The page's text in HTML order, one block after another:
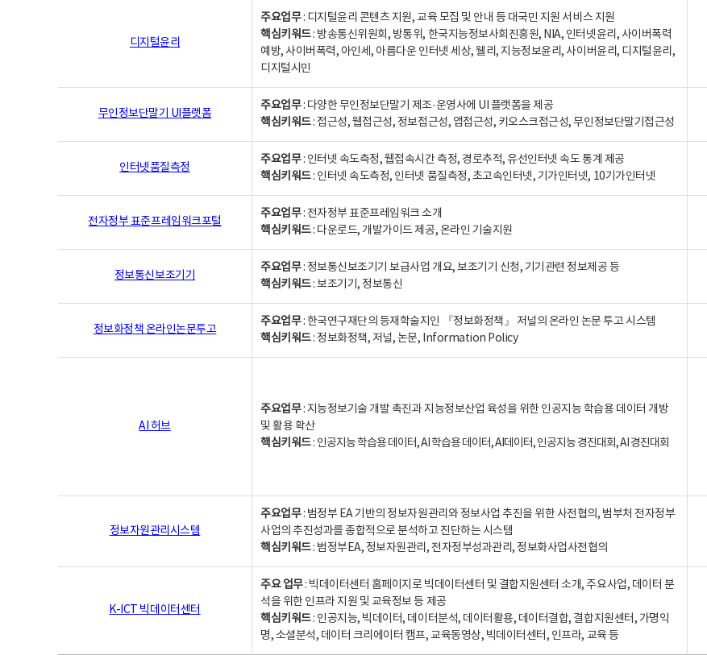
디지털윤리
주요업무: 디지털윤리 콘텐츠 지원, 교육 모집 및 안내 등 대국민 지원 서비스 지원
핵심키워드: 방송통신위원회, 방통위, 한국지능정보사회진흥원, NIA, 인터넷윤리, 사이버폭력
예방, 사이버폭력, 아인세, 아름다운 인터넷 세상, 웰리, 지능정보윤리, 사이버윤리, 디지털윤리,
디지털시민
무인정보단말기 UI플랫폼
주요업무: 다양한 무인정보단말기 제조·운영사에 UI 플랫폼을 제공
핵심키워드: 접근성, 웹접근성, 정보접근성, 앱접근성, 키오스크접근성, 무인정보단말기접근성
인터넷품질측정
주요업무: 인터넷 속도측정, 웹접속시간 측정, 경로추적, 유선인터넷 속도 통계 제공
핵심키워드: 인터넷 속도측정, 인터넷 품질측정, 초고속인터넷, 기가인터넷, 10기가인터넷
전자정부 표준프레임워크포털
주요업무: 전자정부 표준프레임워크 소개
핵심키워드: 다운로드, 개발가이드 제공, 온라인 기술지원
정보통신보조기기
주요업무: 정보통신보조기기 보급사업 개요, 보조기기 신청, 기기관련 정보제공 등
핵심키워드: 보조기기, 정보통신
정보화정책 온라인논문투고
주요업무: 한국연구재단의 등재학술지인 『정보화정책』 저널의 온라인 논문 투고 시스템
핵심키워드: 정보화정책, 저널, 논문, Information Policy
AI 허브
주요업무: 지능정보기술 개발 촉진과 지능정보산업 육성을 위한 인공지능 학습용 데이터 개방
및 활용 확산
핵심키워드: 인공지능 학습용 데이터, AI 학습용 데이터, AI데이터, 인공지능 경진대회, AI 경진대회
정보자원관리시스템
주요업무: 범정부 EA 기반의 정보자원관리와 정보사업 추진을 위한 사전협의, 범부처 전자정부
사업의 추진성과를 종합적으로 분석하고 진단하는 시스템
핵심키워드: 범정부EA, 정보자원관리, 전자정부성과관리, 정보화사업사전협의
K-ICT 빅데이터센터
주요 업무: 빅데이터센터 홈페이지로 빅데이터센터 및 결합지원센터 소개, 주요사업, 데이터 분
석을 위한 인프라 지원 및 교육정보 등 제공
핵심키워드: 인공지능, 빅데이터, 데이터분석, 데이터활용, 데이터결합, 결합지원센터, 가명익
명, 소셜분석, 데이터 크리에이터 캠프, 교육동영상, 빅데이터센터, 인프라, 교육 등